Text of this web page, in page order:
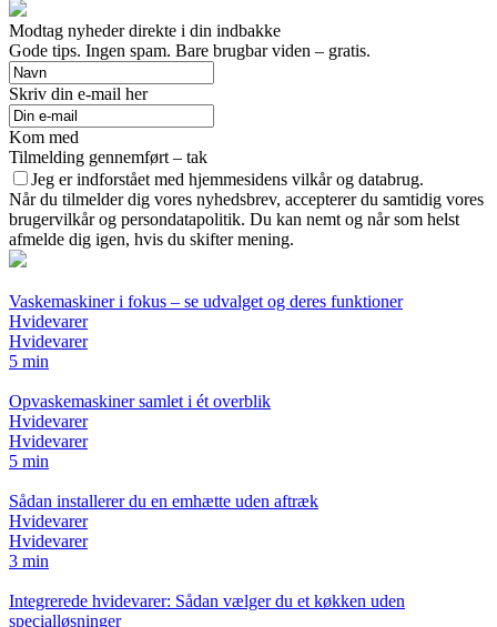
Modtag nyheder direkte i din indbakke
Gode tips. Ingen spam. Bare brugbar viden – gratis.
Skriv din e-mail her
Kom med
Tilmelding gennemført – tak
Jeg er indforstået med hjemmesidens vilkår og databrug.
Når du tilmelder dig vores nyhedsbrev, accepterer du samtidig vores
brugervilkår og persondatapolitik. Du kan nemt og når som helst
afmelde dig igen, hvis du skifter mening.
Vaskemaskiner i fokus – se udvalget og deres funktioner
Hvidevarer
Hvidevarer
5 min
Opvaskemaskiner samlet i ét overblik
Hvidevarer
Hvidevarer
5 min
Sådan installerer du en emhætte uden aftræk
Hvidevarer
Hvidevarer
3 min
Integrerede hvidevarer: Sådan vælger du et køkken uden
specialløsninger